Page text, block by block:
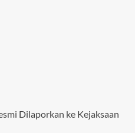
Dilaporkan ke Kejaksaan